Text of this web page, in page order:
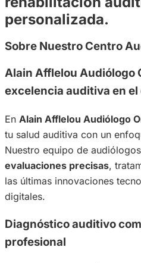
personalizada.
Sobre Nuestro Centro
Alain Afflelou Audiólogo
excelencia auditiva en
En Alain Afflelou Audiólogo
tu salud auditiva con un
Nuestro equipo de
evaluaciones precisas,
las últimas innovaciones
digitales.
Diagnóstico auditivo
profesional